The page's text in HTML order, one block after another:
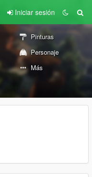
Iniciar sesión
Pinturas
Personaje
Más